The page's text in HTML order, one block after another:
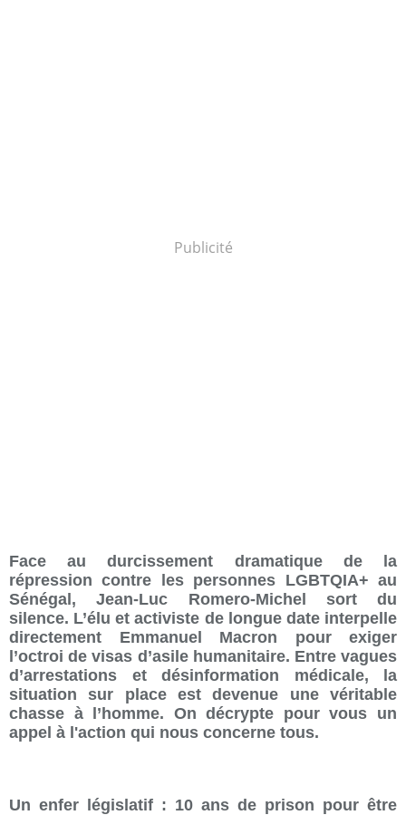
Publicité
Face au durcissement dramatique de la
répression contre les personnes LGBTQIA+ au
Sénégal, Jean-Luc Romero-Michel sort du
silence. L’élu et activiste de longue date interpelle
directement Emmanuel Macron pour exiger
l’octroi de visas d’asile humanitaire. Entre vagues
d’arrestations et désinformation médicale, la
situation sur place est devenue une véritable
chasse à l’homme. On décrypte pour vous un
appel à l'action qui nous concerne tous.
Un enfer législatif : 10 ans de prison pour être